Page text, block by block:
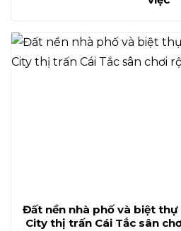
Đất nền nhà phố và biệt thự
City thị trấn Cái Tắc sân